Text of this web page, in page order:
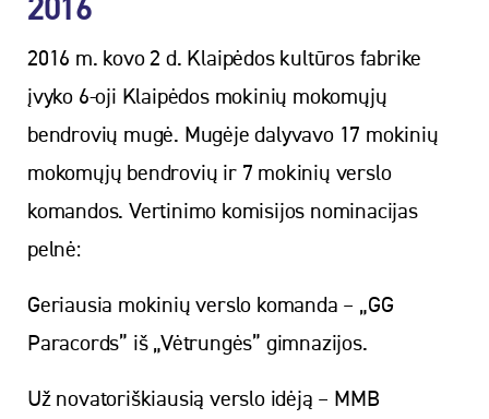
2016
2016 m. kovo 2 d. Klaipėdos kultūros fabrike
įvyko 6-oji Klaipėdos mokinių mokomųjų
bendrovių mugė. Mugėje dalyvavo 17 mokinių
mokomųjų bendrovių ir 7 mokinių verslo
komandos. Vertinimo komisijos nominacijas
pelnė:
Geriausia mokinių verslo komanda – „GG
Paracords” iš „Vėtrungės” gimnazijos.
Už novatoriškiausią verslo idėją – MMB